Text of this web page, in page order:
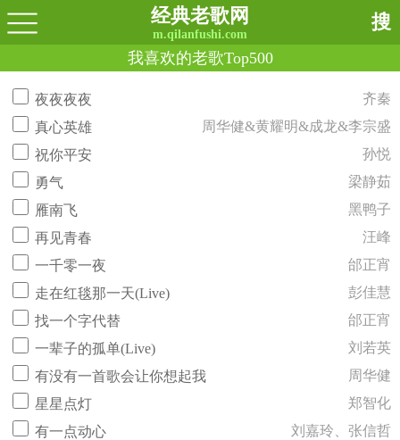
经典老歌网
m.qilanfushi.com
搜
我喜欢的老歌Top500
夜夜夜夜
齐秦
真心英雄
周华健&黄耀明&成龙&李宗盛
祝你平安
孙悦
勇气
梁静茹
雁南飞
黑鸭子
再见青春
汪峰
一千零一夜
邰正宵
走在红毯那一天(Live)
彭佳慧
找一个字代替
邰正宵
一辈子的孤单(Live)
刘若英
有没有一首歌会让你想起我
周华健
星星点灯
郑智化
有一点动心
刘嘉玲、张信哲